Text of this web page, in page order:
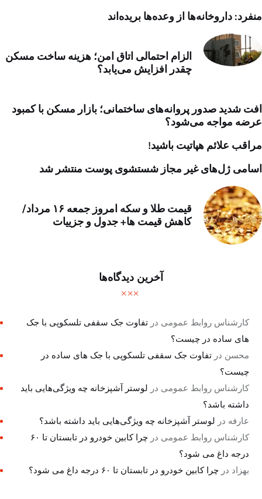
منفرد: داروخانه‌ها از وعده‌ها بریده‌اند
الزام احتمالی اتاق امن؛ هزینه ساخت مسکن
چقدر افزایش می‌یابد؟
افت شدید صدور پروانه‌های ساختمانی؛ بازار مسکن با کمبود
عرضه مواجه می‌شود؟
مراقب علائم هپاتیت باشید!
اسامی ژل‌های غیر مجاز شستشوی پوست منتشر شد
قیمت طلا و سکه امروز جمعه ۱۶ مرداد/
کاهش قیمت ها+ جدول و جزییات
آخرین دیدگاه‌ها
کارشناس روابط عمومی درتفاوت جک سقفی تلسکوپی با جک
های ساده در چیست؟
محسن درتفاوت جک سقفی تلسکوپی با جک های ساده در
چیست؟
کارشناس روابط عمومی در لوستر آشپزخانه چه ویژگی‌هایی باید
داشته باشد؟
عارفه در لوستر آشپزخانه چه ویژگی‌هایی باید داشته باشد؟
کارشناس روابط عمومی در
چرا کابین خودرو در تابستان تا ۶۰
درجه داغ می شود؟
بهزاد درچرا کابین خودرو در تابستان تا ۶۰ درجه داغ می شود؟